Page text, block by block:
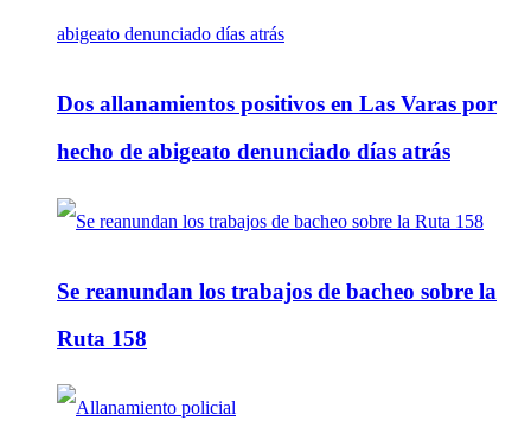
Dos allanamientos positivos en Las Varas por
hecho de abigeato denunciado días atrás
Se reanundan los trabajos de bacheo sobre la
Ruta 158